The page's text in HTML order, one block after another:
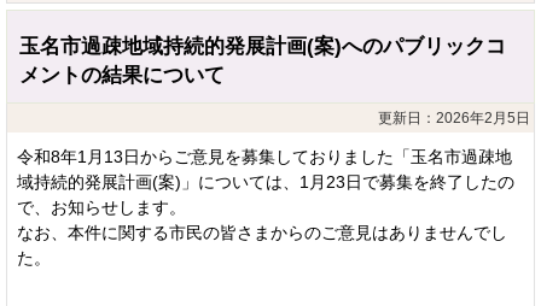
玉名市過疎地域持続的発展計画(案)へのパブリックコ
メントの結果について
更新日：2026年2月5日
令和8年1月13日からご意見を募集しておりました「玉名市過疎地
域持続的発展計画(案)」については、1月23日で募集を終了したの
で、お知らせします。
なお、本件に関する市民の皆さまからのご意見はありませんでし
た。